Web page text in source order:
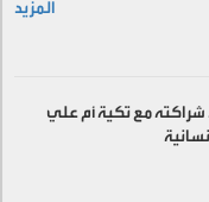
المزيد
مع تكية أم علي